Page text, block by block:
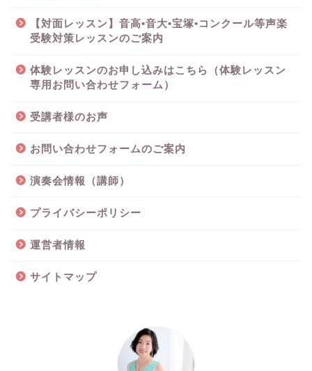
【対面レッスン】音高•音大•宝塚•コンクール等声楽
受験対策レッスンのご案内
体験レッスンのお申し込みはこちら（体験レッスン
専用お問い合わせフォーム）
受講者様のお声
お問い合わせフォームのご案内
演奏会情報（講師）
プライバシーポリシー
運営者情報
サイトマップ